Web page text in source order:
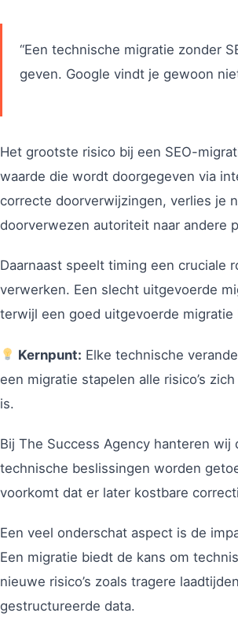
“Een technische migratie zonder
geven. Google vindt je gewoon
Het grootste risico bij een SEO-
waarde die wordt doorgegeven via
correcte doorverwijzingen, verlies je
doorverwezen autoriteit naar andere
Daarnaast speelt timing een cruciale
verwerken. Een slecht uitgevoerde
terwijl een goed uitgevoerde
Kernpunt: Elke technische
een migratie stapelen alle risico’s
is.
Bij The Success Agency hanteren
technische beslissingen worden
voorkomt dat er later kostbare
Een veel onderschat aspect is de
Een migratie biedt de kans om
nieuwe risico’s zoals tragere
gestructureerde data.